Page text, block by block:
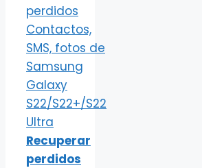
Recuperar
perdidos